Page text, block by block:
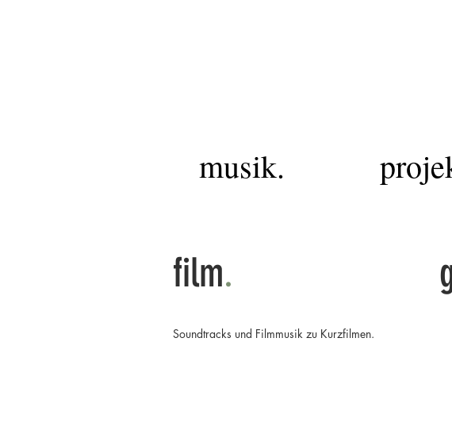
musik.
film.
Soundtracks und Filmmusik zu Kurzfilmen.